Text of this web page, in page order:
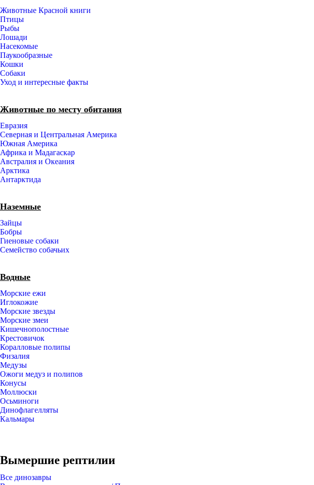
Животные Красной книги
Птицы
Рыбы
Лошади
Насекомые
Паукообразные
Кошки
Собаки
Уход и интересные факты
Животные по месту обитания
Евразия
Северная и Центральная Америка
Южная Америка
Африка и Мадагаскар
Австралия и Океания
Арктика
Антарктида
Наземные
Зайцы
Бобры
Гиеновые собаки
Семейство собачьих
Водные
Морские ежи
Иглокожие
Морские звезды
Морские змеи
Кишечнополостные
Крестовичок
Коралловые полипы
Физалия
Медузы
Ожоги медуз и полипов
Конусы
Моллюски
Осьминоги
Динофлагелляты
Кальмары
Вымершие рептилии
Все динозавры